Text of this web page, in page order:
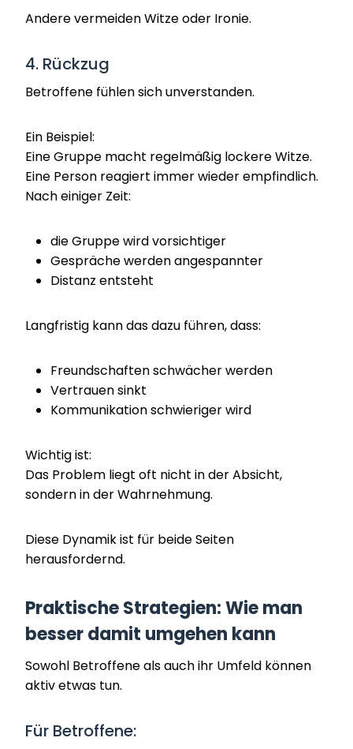
Andere vermeiden Witze oder Ironie.
4. Rückzug
Betroffene fühlen sich unverstanden.
Ein Beispiel:
Eine Gruppe macht regelmäßig lockere Witze.
Eine Person reagiert immer wieder empfindlich.
Nach einiger Zeit:
die Gruppe wird vorsichtiger
Gespräche werden angespannter
Distanz entsteht
Langfristig kann das dazu führen, dass:
Freundschaften schwächer werden
Vertrauen sinkt
Kommunikation schwieriger wird
Wichtig ist:
Das Problem liegt oft nicht in der Absicht,
sondern in der Wahrnehmung.
Diese Dynamik ist für beide Seiten
herausfordernd.
Praktische Strategien: Wie man
besser damit umgehen kann
Sowohl Betroffene als auch ihr Umfeld können
aktiv etwas tun.
Für Betroffene: